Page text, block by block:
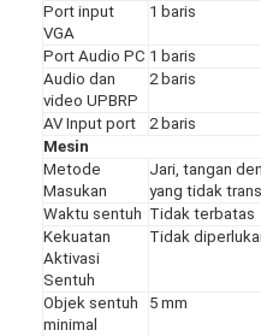
Port input
VGA
1 baris
Port Audio PC 1 baris
Audio dan
video UPBRP
2 baris
AV Input port
2 baris
Mesin
Metode
Masukan
Jari, tangan
yang tidak
Waktu sentuh Tidak terbatas
Kekuatan
Aktivasi
Sentuh
Tidak
Objek sentuh
minimal
5 mm